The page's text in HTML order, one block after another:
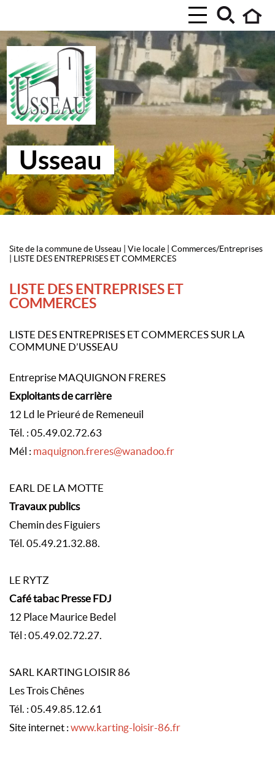
Usseau
Site de la commune de Usseau Vie locale
Commerces/Entreprises
LISTE DES ENTREPRISES ET COMMERCES
LISTE DES ENTREPRISES ET
COMMERCES
LISTE DES ENTREPRISES ET COMMERCES SUR LA
COMMUNE D’USSEAU
Entreprise MAQUIGNON FRERES
Exploitants de carrière
12 Ld le Prieuré de Remeneuil
Tél. : 05.49.02.72.63
Mél : maquignon.freres@wanadoo.fr
EARL DE LA MOTTE
Travaux publics
Chemin des Figuiers
Tél. 05.49.21.32.88.
LE RYTZ
Café tabac Presse FDJ
12 Place Maurice Bedel
Tél : 05.49.02.72.27.
SARL KARTING LOISIR 86
Les Trois Chênes
Tél. : 05.49.85.12.61
Site internet : www.karting-loisir-86.fr